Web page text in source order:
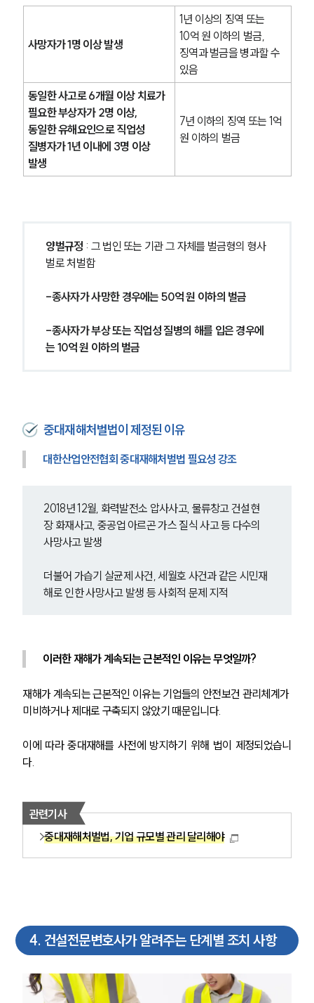
사망자가 1명 이상 발생
1년 이상의 징역 또는
10억 원 이하의 벌금,
징역과 벌금을 병과할 수
있음
동일한 사고로 6개월 이상 치료가
필요한 부상자가 2명 이상,
동일한 유해요인으로 직업성
질병자가 1년 이내에 3명 이상
발생
7년 이하의 징역 또는 1억
원 이하의 벌금
양벌규정 : 그 법인 또는 기관 그 자체를 벌금형의 형사
벌로 처벌함
-종사자가 사망한 경우에는 50억 원 이하의 벌금
-종사자가 부상 또는 직업성 질병의 해를 입은 경우에
는 10억 원 이하의 벌금
중대재해처벌법이 제정된 이유
대한산업안전협회 중대재해처벌법 필요성 강조
2018년 12월, 화력발전소 압사사고, 물류창고 건설현
장 화재사고, 중공업 아르곤 가스 질식 사고 등 다수의
사망사고 발생
더불어 가습기 살균제 사건, 세월호 사건과 같은 시민재
해로 인한 사망사고 발생 등 사회적 문제 지적
이러한 재해가 계속되는 근본적인 이유는 무엇일까?
재해가 계속되는 근본적인 이유는 기업들의 안전보건 관리체계가
미비하거나 제대로 구축되지 않았기 때문입니다.
이에 따라 중대재해를 사전에 방지하기 위해 법이 제정되었습니
다.
관련기사
중대재해처벌법, 기업 규모별 관리 달리해야
4. 건설전문변호사가 알려주는 단계별 조치 사항